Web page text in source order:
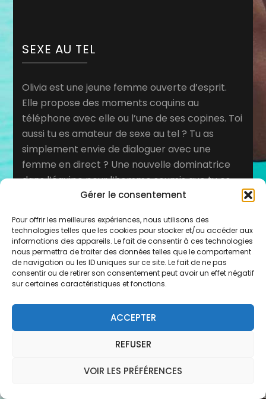
Gérer le consentement
Pour offrir les meilleures expériences, nous utilisons des
technologies telles que les cookies pour stocker et/ou accéder aux
informations des appareils. Le fait de consentir à ces technologies
nous permettra de traiter des données telles que le comportement
de navigation ou les ID uniques sur ce site. Le fait de ne pas
consentir ou de retirer son consentement peut avoir un effet négatif
sur certaines caractéristiques et fonctions.
ACCEPTER
REFUSER
VOIR LES PRÉFÉRENCES
SEXE AU TEL
Olivia est une jeune femme ouverte d’esprit.
Elle propose des moments coquins au
téléphone avec elle ou l’une de ses copines. Toi
aussi tu es amateur de sexe au tel ? Tu as
simplement envie de dialoguer avec une
femme en direct ? Une nouvelle dominatrice
dans l’équipe pour l’homme soumis que tu es,
une jeune étudiante qui cherche à s’amuser
ses copines, une banquière qui veut se tripoter
entre midi et deux, une fois le rideau baissé…
AMATRICE SEXE AU TEL DIAL
COQUIN
Olivia et ses copines est un site de charme ou
animatrices de charme. Toutes ces délicieuses